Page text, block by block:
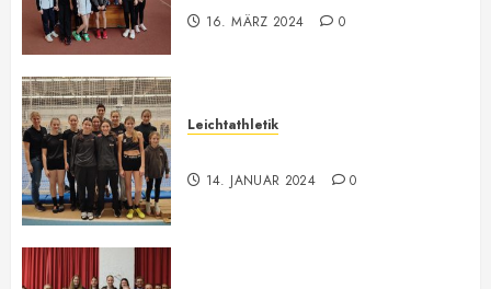
16. MÄRZ 2024 0
Leichtathletik
14. JANUAR 2024 0